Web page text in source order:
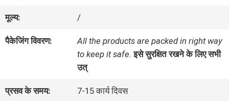
गुणवत्ता
नियंत्रण
हमसे
मूल्य: /
पैकेजिंग विवरण:
All the products are packed in right way
to keep it safe. इसे सुरक्षित रखने के लिए सभी
उत्
प्रसव के समय: 7-15 कार्य दिवस